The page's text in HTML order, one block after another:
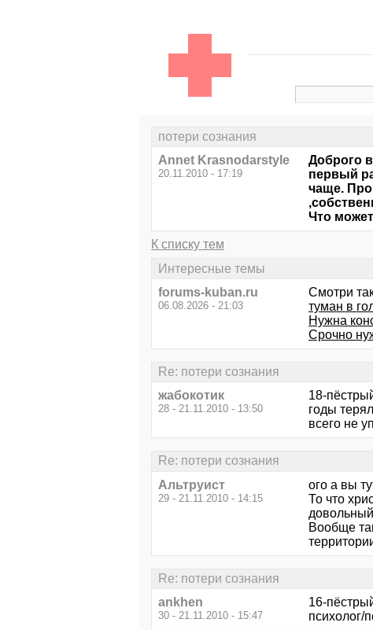
потери сознания
Annet Krasnodarstyle
20.11.2010 - 17:19
Доброго
первый
чаще.
Что
К списку тем
Интересные темы
forums-kuban.ru
06.08.2026 - 21:03
Смотри
туман в
Нужна
Срочно
Re: потери сознания
жабокотик
28 - 21.11.2010 - 13:50
18-
годы
всего не
Re: потери сознания
Альтруист
29 - 21.11.2010 - 14:15
ого а вы
То что
Вообще
Re: потери сознания
ankhen
30 - 21.11.2010 - 15:47
16-
психолог/